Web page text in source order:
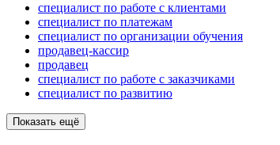
специалист по работе с клиентами
специалист по платежам
специалист по организации обучения
продавец-кассир
продавец
специалист по работе с заказчиками
специалист по развитию
Показать ещё